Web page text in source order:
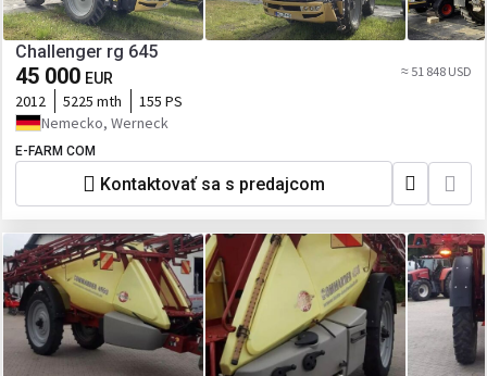
Challenger rg 645
45 000 EUR ≈ 51 848 USD
2012 5225 mth
155 PS
Nemecko, Werneck
E-FARM COM
Kontaktovať sa s predajcom